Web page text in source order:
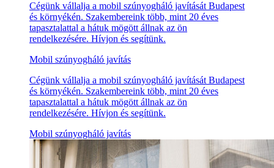
Cégünk vállalja a mobil szúnyogháló javítását Budapest
és környékén. Szakembereink több, mint 20 éves
tapasztalattal a hátuk mögött állnak az ön
rendelkezésére. Hívjon és segítünk.
Mobil szúnyogháló javítás
Cégünk vállalja a mobil szúnyogháló javítását Budapest
és környékén. Szakembereink több, mint 20 éves
tapasztalattal a hátuk mögött állnak az ön
rendelkezésére. Hívjon és segítünk.
Mobil szúnyogháló javítás